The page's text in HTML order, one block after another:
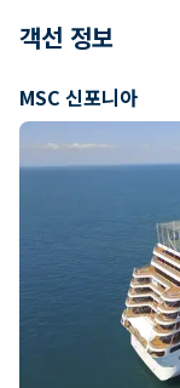
객선 정보
MSC 신포니아